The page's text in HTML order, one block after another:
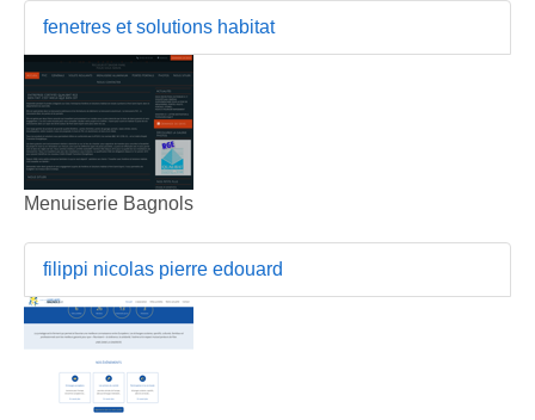
fenetres et solutions habitat
Menuiserie Bagnols
filippi nicolas pierre edouard